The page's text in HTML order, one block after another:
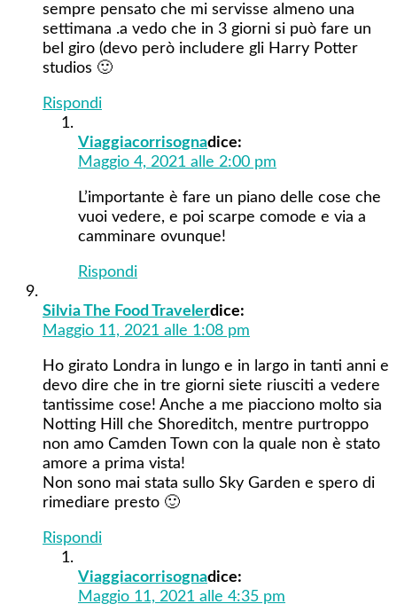
sempre pensato che mi servisse almeno una
settimana .a vedo che in 3 giorni si può fare un
bel giro (devo però includere gli Harry Potter
studios 🙂
Rispondi
Viaggiacorrisognadice:
Maggio 4, 2021 alle 2:00 pm
L’importante è fare un piano delle cose che
vuoi vedere, e poi scarpe comode e via a
camminare ovunque!
Rispondi
Silvia The Food Travelerdice:
Maggio 11, 2021 alle 1:08 pm
Ho girato Londra in lungo e in largo in tanti anni e
devo dire che in tre giorni siete riusciti a vedere
tantissime cose! Anche a me piacciono molto sia
Notting Hill che Shoreditch, mentre purtroppo
non amo Camden Town con la quale non è stato
amore a prima vista!
Non sono mai stata sullo Sky Garden e spero di
rimediare presto 🙂
Rispondi
Viaggiacorrisognadice:
Maggio 11, 2021 alle 4:35 pm